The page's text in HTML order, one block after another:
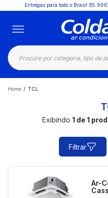
Entregas para todo o Brasil 85
Home / TCL
Exibindo 1 de 1
Filtrar
Ar-